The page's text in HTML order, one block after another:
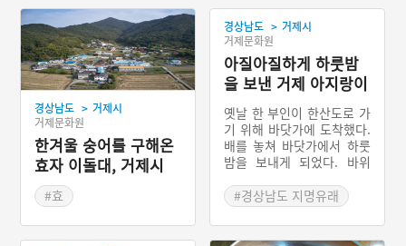
경상남도 > 거제시
거제문화원
한겨울 숭어를 구해온
효자 이돌대, 거제시
효촌
#효
#거제 지명유래
경상남도 > 거제시
거제문화원
아질아질하게 하룻밤
을 보낸 거제 아지랑이
옛날 한 부인이 한산도로 가
기 위해 바닷가에 도착했다.
배를 놓쳐 바닷가에서 하룻
밤을 보내게 되었다. 바위
운 부인은 다음 날 아침 바
위 아래에서 나오다 깜짝 놀
랐다. 바로 옆 바위 아래에
#경상남도 지명유래